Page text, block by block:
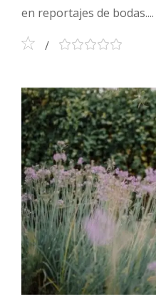
en reportajes de bodas....